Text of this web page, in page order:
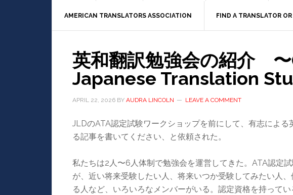
AMERICAN TRANSLATORS ASSOCIATION FIND A TRANSLATOR
英和翻訳勉強会の紹介
Japanese Translation
APRIL 22, 2026 BY AUDRA LINCOLN LEAVE A COMMENT
JLDのATA認定試験ワークショップを前にして、有志によ
る記事を書いてください、と依頼された。
私たちは2人〜6人体制で勉強会を運営してきた。ATA認定
が、近い将来受験したい人、将来いつか受験してみたい人
る人など、いろいろなメンバーがいる。認定資格を持ってい